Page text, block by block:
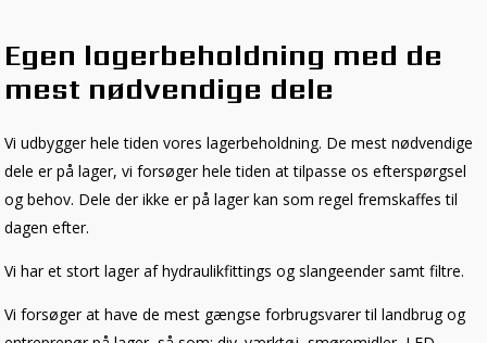
Egen lagerbeholdning med de
mest nødvendige dele
Vi udbygger hele tiden vores lagerbeholdning. De mest nødvendige
dele er på lager, vi forsøger hele tiden at tilpasse os efterspørgsel
og behov. Dele der ikke er på lager kan som regel fremskaffes til
dagen efter.
Vi har et stort lager af hydraulikfittings og slangeender samt filtre.
Vi forsøger at have de mest gængse forbrugsvarer til landbrug og